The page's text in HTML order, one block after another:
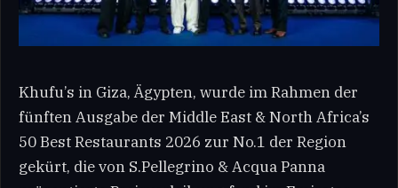
Khufu’s in Giza, Ägypten, wurde im Rahmen der
fünften Ausgabe der Middle East & North Africa’s
50 Best Restaurants 2026 zur No.1 der Region
gekürt, die von S.Pellegrino & Acqua Panna